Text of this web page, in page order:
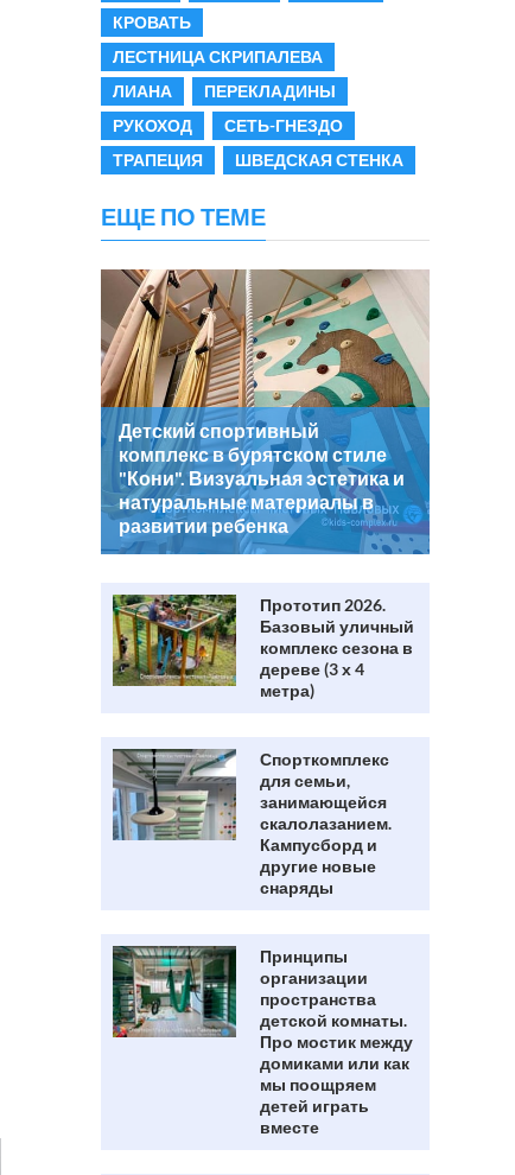
КРОВАТЬ
ЛЕСТНИЦА СКРИПАЛЕВА
ЛИАНА
ПЕРЕКЛАДИНЫ
РУКОХОД
СЕТЬ-ГНЕЗДО
ТРАПЕЦИЯ
ШВЕДСКАЯ СТЕНКА
ЕЩЕ ПО ТЕМЕ
Детский спортивный
комплекс в бурятском стиле
"Кони". Визуальная эстетика и
натуральные материалы в
развитии ребенка
Прототип 2026.
Базовый уличный
комплекс сезона в
дереве (3 х 4
метра)
Спорткомплекс
для семьи,
занимающейся
скалолазанием.
Кампусборд и
другие новые
снаряды
Принципы
организации
пространства
детской комнаты.
Про мостик между
домиками или как
мы поощряем
детей играть
вместе